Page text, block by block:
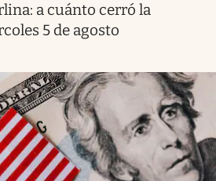
a cuánto cerró la
5 de agosto